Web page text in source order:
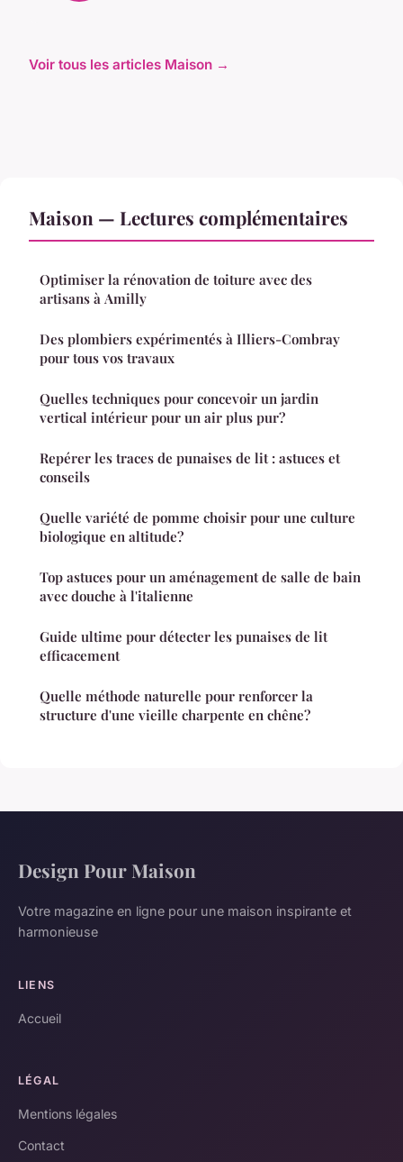
Voir tous les articles Maison →
Maison — Lectures complémentaires
Optimiser la rénovation de toiture avec des
artisans à Amilly
Des plombiers expérimentés à Illiers-Combray
pour tous vos travaux
Quelles techniques pour concevoir un jardin
vertical intérieur pour un air plus pur?
Repérer les traces de punaises de lit : astuces et
conseils
Quelle variété de pomme choisir pour une culture
biologique en altitude?
Top astuces pour un aménagement de salle de bain
avec douche à l'italienne
Guide ultime pour détecter les punaises de lit
efficacement
Quelle méthode naturelle pour renforcer la
structure d'une vieille charpente en chêne?
Design Pour Maison
Votre magazine en ligne pour une maison inspirante et
harmonieuse
LIENS
Accueil
LÉGAL
Mentions légales
Contact